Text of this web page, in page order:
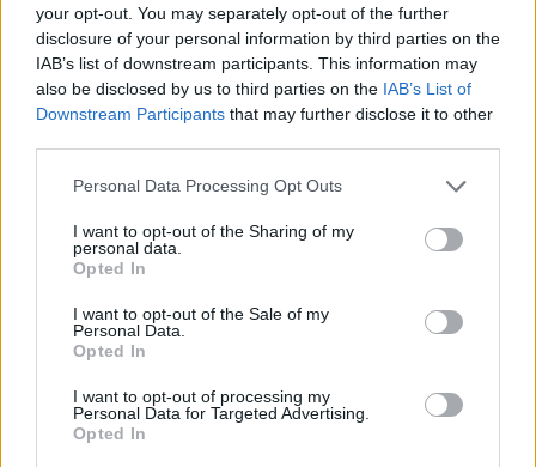
your opt-out. You may separately opt-out of the further
disclosure of your personal information by third parties on the
IAB’s list of downstream participants. This information may
also be disclosed by us to third parties on the IAB’s List of
Downstream Participants that may further disclose it to other
Please note that this website/app uses one or more Google
not limited to your visit or usage behaviour. You may click to
grant or deny consent to Google and its third-party tags to
use your data for below specified purposes in below Google
consent section.
Personal Data Processing Opt Outs
I want to opt-out of the Sharing of my
personal data.
Opted In
I want to opt-out of the Sale of my
Personal Data.
Opted In
I want to opt-out of processing my
Personal Data for Targeted Advertising.
Opted In